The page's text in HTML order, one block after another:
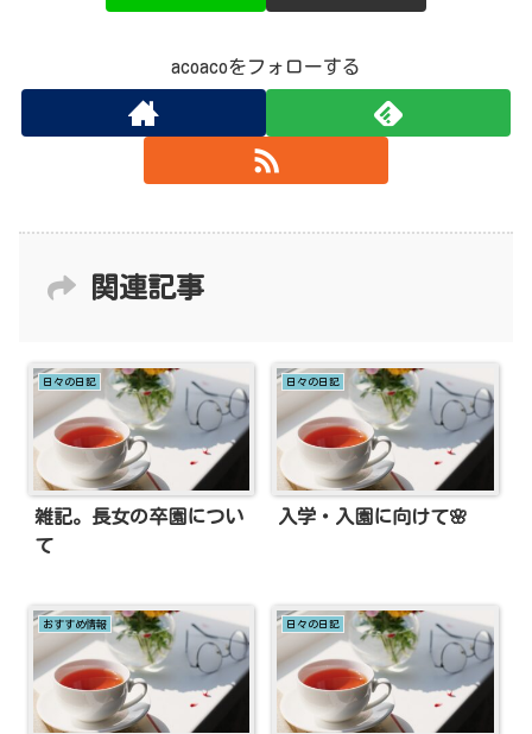
acoacoをフォローする
関連記事
日々の日記
雑記。長女の卒園につい
て
日々の日記
入学・入園に向けて🌸
おすすめ情報 日々の日記